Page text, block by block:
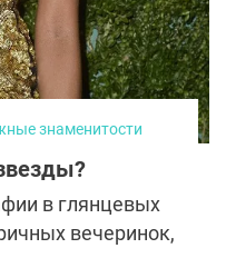
пациента
чем работа
знаменитости
в глянцевых
вечеринок,